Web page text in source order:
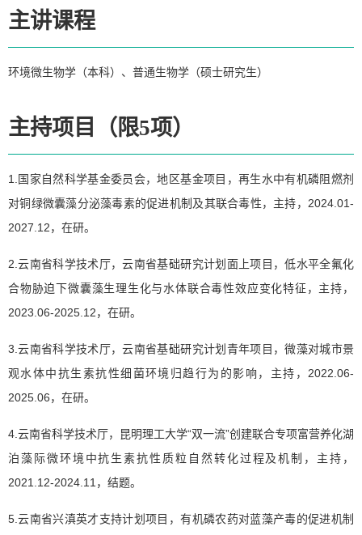
主讲课程
环境微生物学（本科）、普通生物学（硕士研究生）
主持项目（限5项）
1.国家自然科学基金委员会，地区基金项目，再生水中有机磷阻燃剂
对铜绿微囊藻分泌藻毒素的促进机制及其联合毒性，主持，2024.01-
2027.12，在研。
2.云南省科学技术厅，云南省基础研究计划面上项目，低水平全氟化
合物胁迫下微囊藻生理生化与水体联合毒性效应变化特征，主持，
2023.06-2025.12，在研。
3.云南省科学技术厅，云南省基础研究计划青年项目，微藻对城市景
观水体中抗生素抗性细菌环境归趋行为的影响，主持，2022.06-
2025.06，在研。
4.云南省科学技术厅，昆明理工大学“双一流”创建联合专项富营养化湖
泊藻际微环境中抗生素抗性质粒自然转化过程及机制，主持，
2021.12-2024.11，结题。
5.云南省兴滇英才支持计划项目，有机磷农药对蓝藻产毒的促进机制